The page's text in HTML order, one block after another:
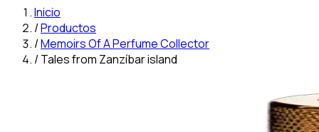
Inicio
/Productos
/Memoirs Of A Perfume Collector
/Tales from Zanzíbar island